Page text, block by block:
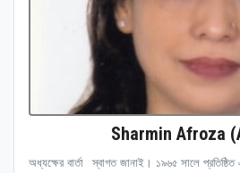
Sharmin Afroza
অধ্যক্ষের বার্তা স্বাগত জানাই। ১৯৬৫ সালে প্রতিষ্ঠিত